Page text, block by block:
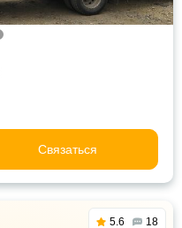
Связаться
5.6 18